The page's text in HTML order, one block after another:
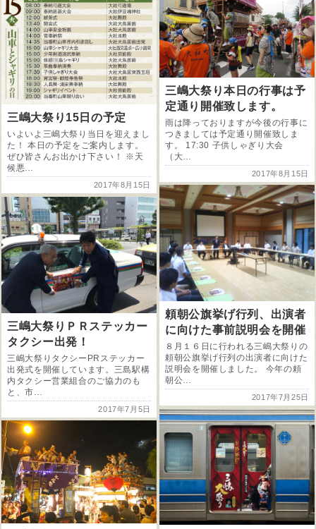
三嶋大祭り本日の行事は予
定通り開催致します。
雨は降っておりますが今後の行事に
つきましては予定通り開催致しま
す。 17:30 子供しゃぎり大会
（大…
2017年8月15日
三嶋大祭り15日の予定
いよいよ三嶋大祭り当日を迎えまし
た！ 本日の予定をご案内します。
ぜひ皆さんお出かけ下さい！ ※天
候悪…
2017年8月15日
頼朝公旗挙げ行列、出演者
に向けた事前説明会を開催
８月１６日に行われる三嶋大祭りの
頼朝公旗挙げ行列の出演者に向けた
説明会を開催しました。 今年の頼
朝公…
2017年7月25日
三嶋大祭りＰＲステッカー
タクシー出発！
三嶋大祭りタクシーPRステッカー
出発式を開催しています。三島駅構
内タクシー営業組合のご協力のも
と、市…
2017年7月5日